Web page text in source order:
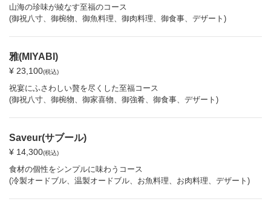
山海の珍味が綾なす至福のコース
(御祝八寸、御椀物、御魚料理、御肉料理、御食事、デザート)
雅(MIYABI)
¥ 23,100(税込)
祝宴にふさわしい贅を尽くした至福コース
(御祝八寸、御椀物、御家喜物、御強肴、御食事、デザート)
Saveur(サブール)
¥ 14,300(税込)
食材の個性をシンプルに味わうコース
(冷製オードブル、温製オードブル、お魚料理、お肉料理、デザート)